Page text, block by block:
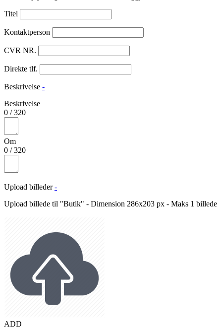
Titel
Kontaktperson
CVR NR.
Direkte tlf.
Beskrivelse -
Beskrivelse
0 /320
Om
0 /320
Upload billeder -
Upload billede til "Butik" - Dimension 286x203 px - Maks 1 billede
ADD